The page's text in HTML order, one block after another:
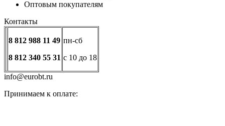
Оптовым покупателям
Контакты
8 812 988 11 49
8 812 340 55 31
пн-сб
с 10 до 18
info@eurobt.ru
Принимаем к оплате: